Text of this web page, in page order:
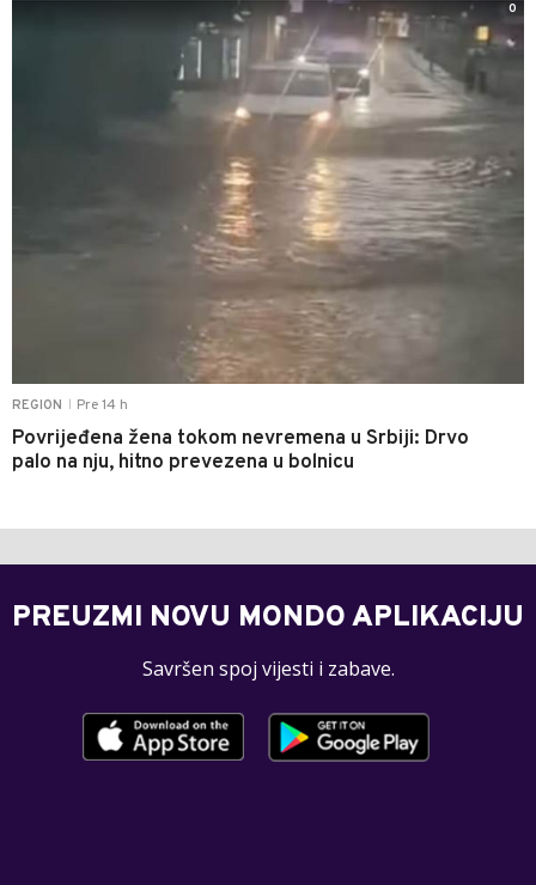
REGION Pre 14 h
Povrijeđena žena tokom nevremena u Srbiji: Drvo
palo na nju, hitno prevezena u bolnicu
0
PREUZMI NOVU MONDO APLIKACIJU
Savršen spoj vijesti i zabave.